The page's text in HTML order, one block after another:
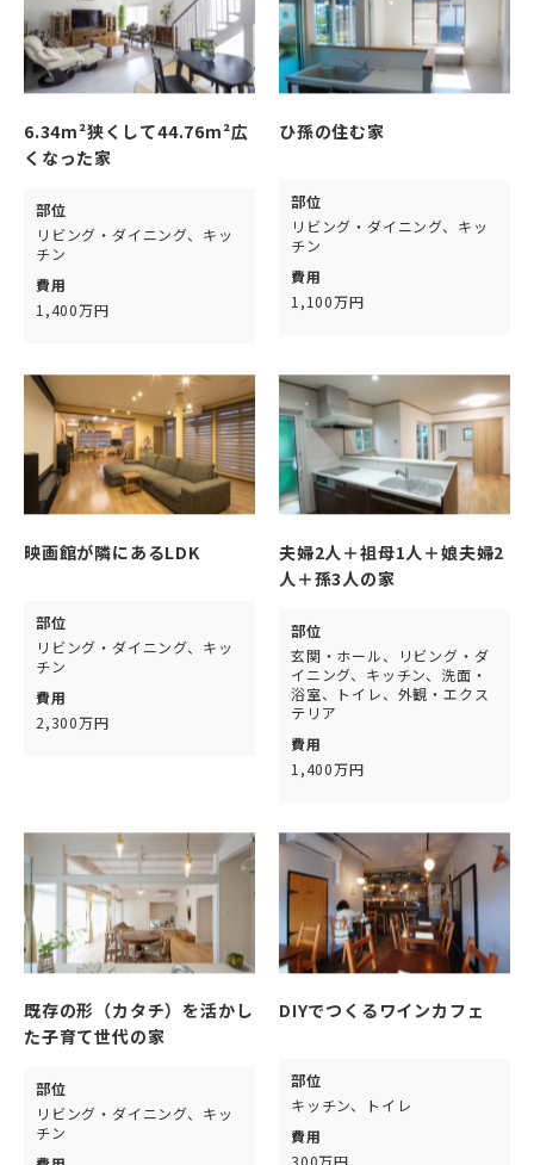
6.34m²狭くして44.76m²広
くなった家
部位
リビング・ダイニング、キッ
チン
費用
1,400万円
ひ孫の住む家
部位
リビング・ダイニング、キッ
チン
費用
1,100万円
映画館が隣にあるLDK
部位
リビング・ダイニング、キッ
チン
費用
2,300万円
夫婦2人＋祖母1人＋娘夫婦2
人＋孫3人の家
部位
玄関・ホール、リビング・ダ
イニング、キッチン、洗面・
浴室、トイレ、外観・エクス
テリア
費用
1,400万円
既存の形（カタチ）を活かし
た子育て世代の家
部位
リビング・ダイニング、キッ
チン
DIYでつくるワインカフェ
部位
キッチン、トイレ
費用